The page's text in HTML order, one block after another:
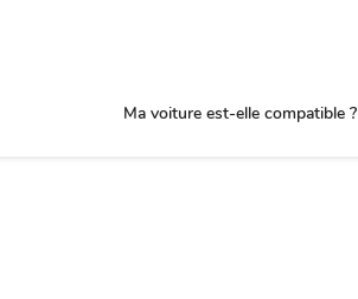
Ma voiture est-elle compatible ?